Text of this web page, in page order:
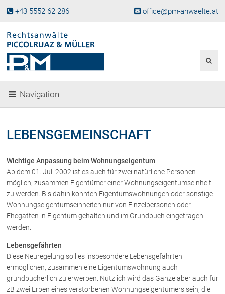
+43 5552 62 286 office@pm-anwaelte.at
Fachgebiete
Gesellschaftsgründung &
Beteiligungen
Immobilienrecht, Bauträgerrecht
Erbrecht
Familienrecht und Scheidungen
Prozessführung und
Schiedsgerichtsbarkeit
Skiunfälle in Österreich
Über uns
Kanzleiteam
Netzwerk
Navigation
LEBENSGEMEINSCHAFT
Wichtige Anpassung beim Wohnungseigentum
Ab dem 01. Juli 2002 ist es auch für zwei natürliche Personen
möglich, zusammen Eigentümer einer Wohnungseigentumseinheit
zu werden. Bis dahin konnten Eigentumswohnungen oder sonstige
Wohnungseigentumseinheiten nur von Einzelpersonen oder
Ehegatten in Eigentum gehalten und im Grundbuch eingetragen
werden.
Lebensgefährten
Diese Neuregelung soll es insbesondere Lebensgefährten
ermöglichen, zusammen eine Eigentumswohnung auch
grundbücherlich zu erwerben. Nützlich wird das Ganze aber auch für
zB zwei Erben eines verstorbenen Wohnungseigentümers sein, die